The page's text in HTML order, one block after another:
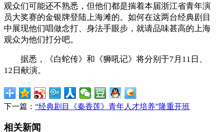
观众们可能还不熟悉，但他们都是揣着本届浙江省青年演
员大奖赛的金银牌登陆上海滩的。如何在这两台经典剧目
中展现他们唱做念打、身法手眼步，就请品味甚高的上海
观众为他们打分吧。
据悉，《白蛇传》和《狮吼记》将分别于7月11日、
12日献演。
下一篇： “经典剧目《秦香莲》青年人才培养”隆重开班
相关新闻